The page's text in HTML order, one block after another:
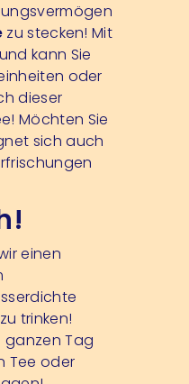
zu stecken! Mit
kann Sie
oder
dieser
Möchten Sie
sich auch
einen
trinken!
ganzen Tag
Tee oder